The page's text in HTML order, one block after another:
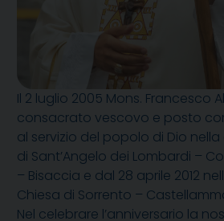
Il 2 luglio 2005 Mons. Francesco
consacrato vescovo e posto
al servizio del popolo di Dio
di Sant’Angelo dei Lombardi –
– Bisaccia e dal 28 aprile 2012
Chiesa di Sorrento –
Nel celebrare l’anniversario la